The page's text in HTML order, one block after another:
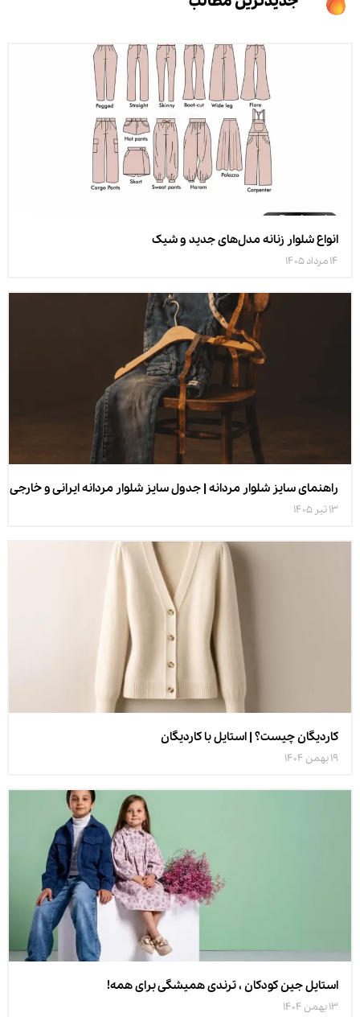
انواع شلوار زنانه مدل‌های جدید و شیک
14 مرداد 1405
راهنمای سایز شلوار مردانه | جدول سایز شلوار مردانه ایرانی و خارجی
13 تیر 1405
کاردیگان چیست؟ | استایل با کاردیگان
19 بهمن 1404
استایل جین کودکان ، ترندی همیشگی برای همه!
13 بهمن 1404